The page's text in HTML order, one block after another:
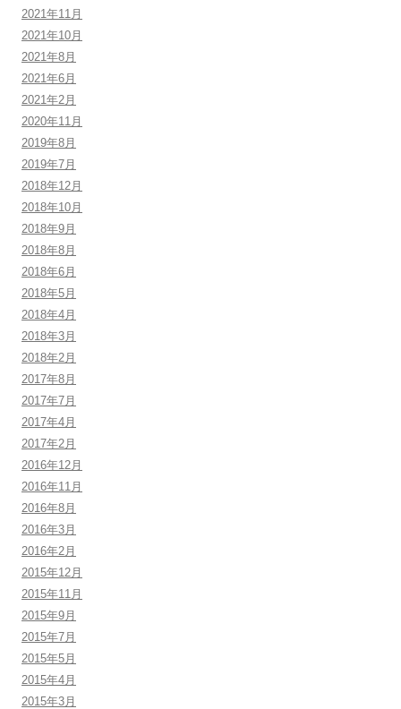
2021年11月
2021年10月
2021年8月
2021年6月
2021年2月
2020年11月
2019年8月
2019年7月
2018年12月
2018年10月
2018年9月
2018年8月
2018年6月
2018年5月
2018年4月
2018年3月
2018年2月
2017年8月
2017年7月
2017年4月
2017年2月
2016年12月
2016年11月
2016年8月
2016年3月
2016年2月
2015年12月
2015年11月
2015年9月
2015年7月
2015年5月
2015年4月
2015年3月